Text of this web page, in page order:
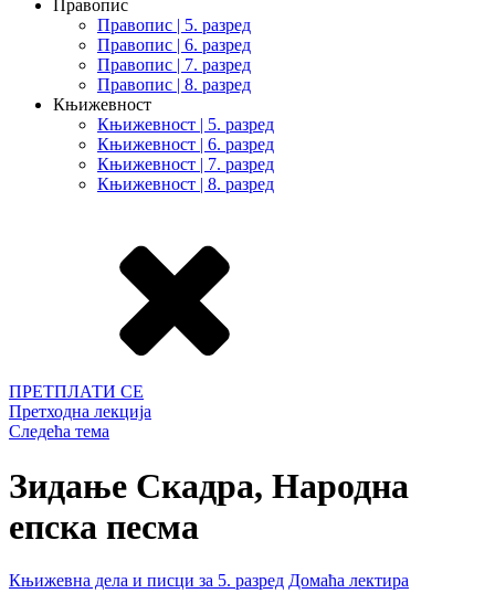
Правопис
Правопис | 5. разред
Правопис | 6. разред
Правопис | 7. разред
Правопис | 8. разред
Књижевност
Књижевност | 5. разред
Књижевност | 6. разред
Књижевност | 7. разред
Књижевност | 8. разред
ПРЕТПЛАТИ СЕ
Претходна лекција
Следећа тема
Зидање Скадра, Народна
епска песма
Књижевна дела и писци за 5. разред Домаћа лектира